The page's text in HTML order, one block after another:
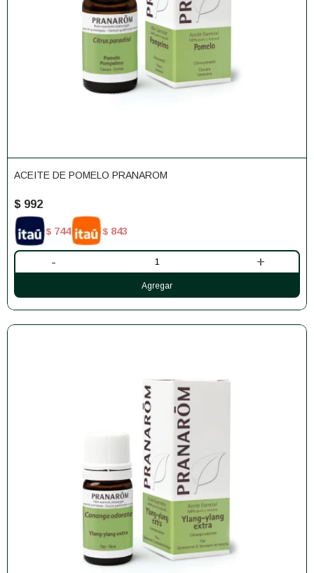
ACEITE DE POMELO PRANAROM
$ 992
$ 744 $ 843
- +